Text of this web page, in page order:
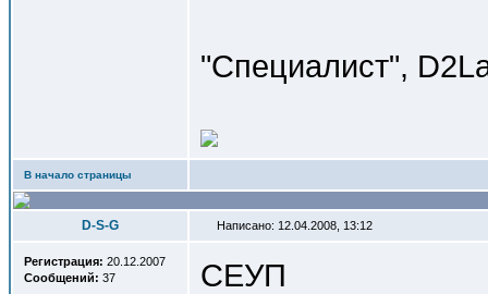
"Специалист",
В начало страницы
D-S-G Написано: 12.04.2008, 13:12
Регистрация: 20.12.2007
Сообщений: 37
СЕУП